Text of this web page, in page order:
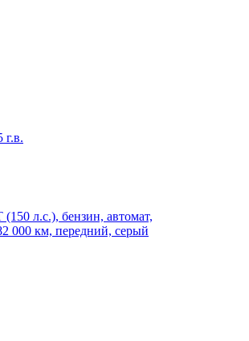
г.в.
л.с.), бензин, автомат,
000 км, передний, серый